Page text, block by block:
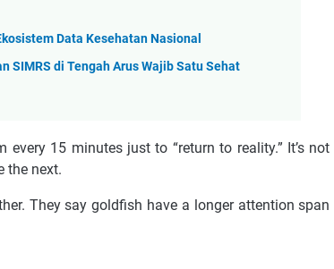
Data Kesehatan Nasional
SIMRS di Tengah Arus Wajib Satu Sehat
15 minutes just to “return to reality.” It’s not
the next.
They say goldfish have a longer attention span